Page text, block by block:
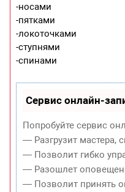
-носами
-пятками
-локоточками
-ступнями
-спинами
Сервис онлайн-
Попробуйте сервис
— Разгрузит мастера,
— Позволит гибко
— Разошлет
— Позволит принять